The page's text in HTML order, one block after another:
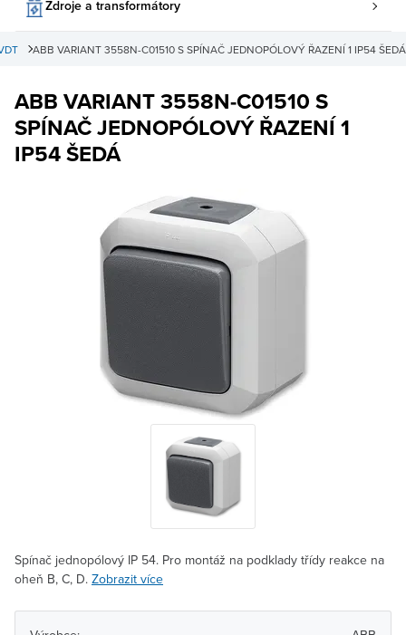
Zdroje a transformátory
ABB VARIANT 3558N-C01510 S SPÍNAČ JEDNOPÓLOVÝ ŘAZENÍ 1 IP54 ŠEDÁ
ABB VARIANT 3558N-C01510 S
SPÍNAČ JEDNOPÓLOVÝ ŘAZENÍ 1
IP54 ŠEDÁ
Spínač jednopólový IP 54. Pro montáž na podklady třídy reakce na
oheň B, C, D. Zobrazit více